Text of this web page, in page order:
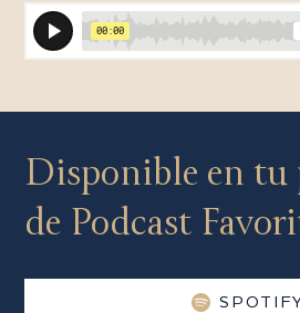
Disponible en tu
de Podcast